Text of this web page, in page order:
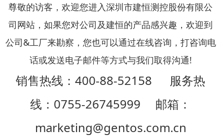
尊敬的访客，欢迎您进入深圳市建恒测控股份有限公
司网站，如果您对公司及建恒的产品感兴趣，欢迎到
公司&工厂来勘察，您也可以通过在线咨询，打咨询电
话或发送电子邮件等方式与我们取得沟通!
销售热线：400-88-52158 服务热
线：0755-26745999 邮箱：
marketing@gentos.com.cn